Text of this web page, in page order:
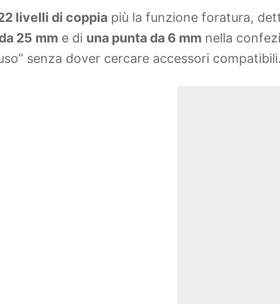
livelli di coppia più la funzione foratura,
25 mm e di una punta da 6 mm nella
senza dover cercare accessori compatibili.